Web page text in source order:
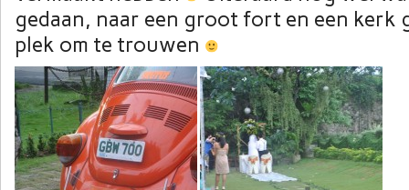
gedaan, naar een groot fort en een kerk
plek om te trouwen